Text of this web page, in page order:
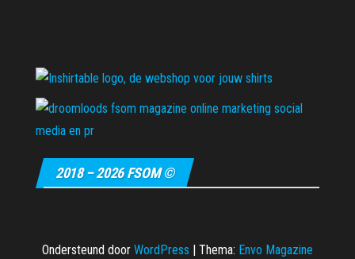
2018 – 2026 FSOM ©
Ondersteund door WordPress Thema: Envo Magazine